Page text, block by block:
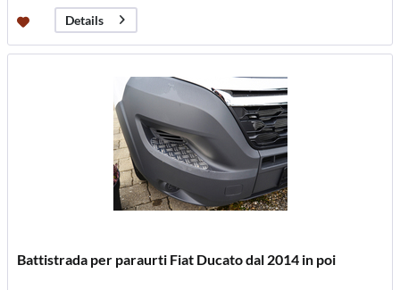
Details
Battistrada per paraurti Fiat Ducato dal 2014 in poi